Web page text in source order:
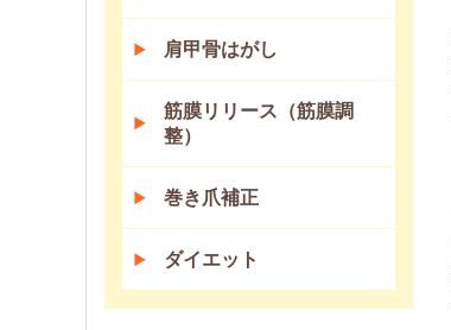
肩甲骨はがし
筋膜リリース（筋膜調
整）
巻き爪補正
ダイエット